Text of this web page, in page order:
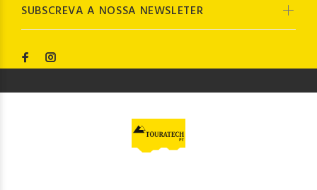
SUBSCREVA A NOSSA NEWSLETER